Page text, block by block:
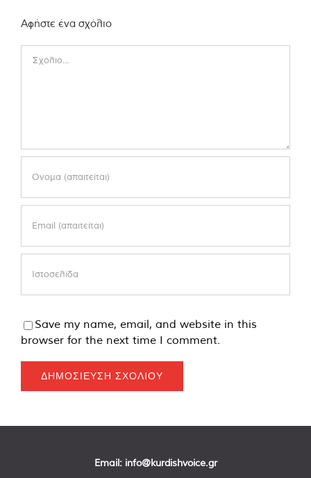
Αφήστε ένα σχόλιο
Save my name, email, and website in this
browser for the next time I comment.
Email: info@kurdishvoice.gr